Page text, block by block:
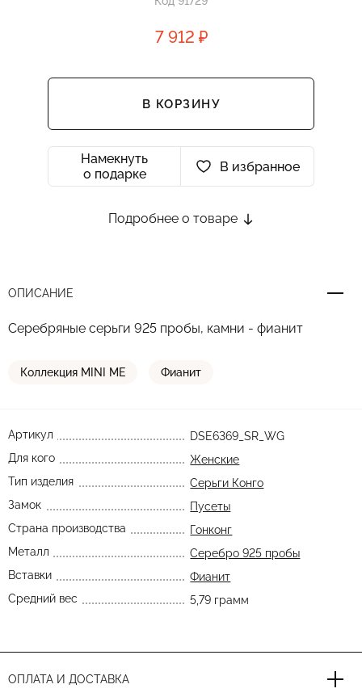
7 912 ₽
В КОРЗИНУ
Намекнуть
о подарке
В избранное
Подробнее о товаре
ОПИСАНИЕ
Серебряные серьги 925 пробы, камни - фианит
Коллекция MINI ME Фианит
Артикул
DSE6369_SR_WG
Для кого
Женские
Тип изделия
Серьги Конго
Замок
Пусеты
Страна производства
Гонконг
Металл
Серебро 925 пробы
Вставки
Фианит
Средний вес
5,79 грамм
ОПЛАТА И ДОСТАВКА